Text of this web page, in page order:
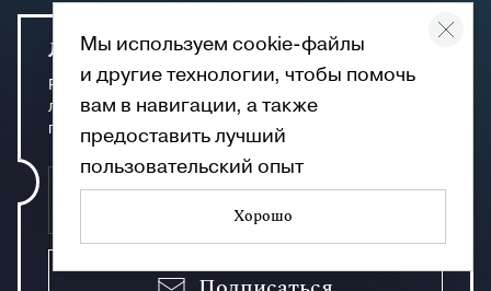
Лучшее из Англии
Раз в неделю присылаем письма с подборкой
лучших материалов: важные новости, эксклюзивные
публикации и многое другое
Мы используем cookie-файлы
и другие технологии, чтобы помочь
вам в навигации, а также
предоставить лучший
пользовательский опыт
Хорошо